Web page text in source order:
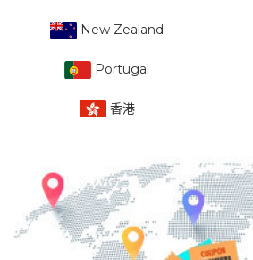
New Zealand
Portugal
香港